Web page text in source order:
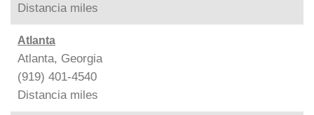
Distancia miles
Atlanta
Atlanta, Georgia
(919) 401-4540
Distancia miles